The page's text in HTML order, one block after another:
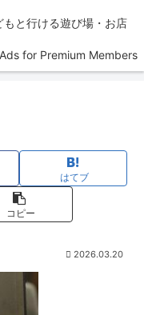
もと行ける遊び場・お店
for Premium Members
はてブ
コピー
2026.03.20